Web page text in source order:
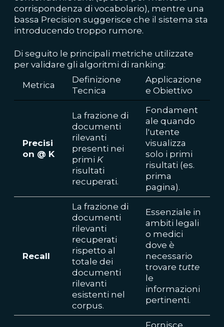
corrispondenza di vocabolario), mentre una
bassa Precision suggerisce che il sistema sta
introducendo troppo rumore.
Di seguito le principali metriche utilizzate
per validare gli algoritmi di ranking:
Metrica
Definizione
Tecnica
Applicazione
e Obiettivo
Precisi
on @ K
La frazione di
documenti
rilevanti
presenti nei
primi K
risultati
recuperati.
Fondament
ale quando
l'utente
visualizza
solo i primi
risultati (es.
prima
pagina).
Recall
La frazione di
documenti
rilevanti
recuperati
rispetto al
totale dei
documenti
rilevanti
esistenti nel
corpus.
Essenziale in
ambiti legali
o medici
dove è
necessario
trovare tutte
le
informazioni
pertinenti.